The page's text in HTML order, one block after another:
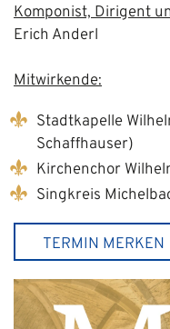
Komponist, Dirigent
Erich Anderl
Mitwirkende:
Stadtkapelle
Schaffhauser)
Kirchenchor
Singkreis
TERMIN MERKEN